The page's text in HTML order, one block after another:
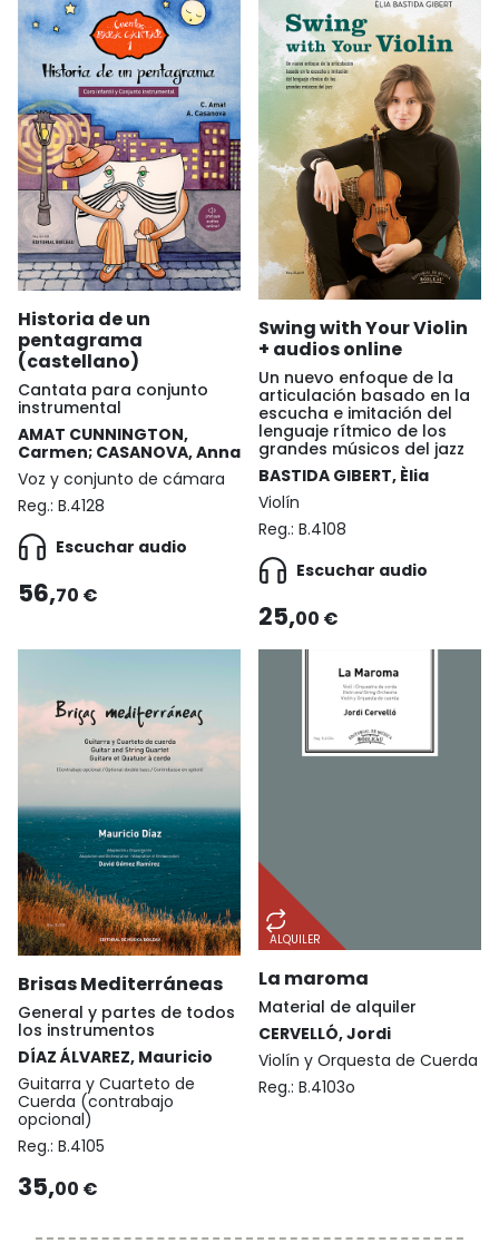
Historia de un
pentagrama
(castellano)
Cantata para conjunto
instrumental
AMAT CUNNINGTON,
Carmen; CASANOVA, Anna
Voz y conjunto de cámara
Reg.: B.4128
Escuchar audio
56,70 €
Swing with Your Violin
+ audios online
Un nuevo enfoque de la
articulación basado en la
escucha e imitación del
lenguaje rítmico de los
grandes músicos del jazz
BASTIDA GIBERT, Èlia
Violín
Reg.: B.4108
Escuchar audio
25,00 €
Brisas Mediterráneas
General y partes de todos
los instrumentos
DÍAZ ÁLVAREZ, Mauricio
Guitarra y Cuarteto de
Cuerda (contrabajo
opcional)
Reg.: B.4105
35,00 €
ALQUILER
La maroma
Material de alquiler
CERVELLÓ, Jordi
Violín y Orquesta de Cuerda
Reg.: B.4103o